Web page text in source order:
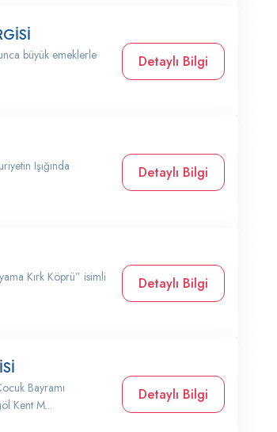
büyük emeklerle
Detaylı Bilgi
Işığında
Detaylı Bilgi
Kırk Köprü” isimli
Detaylı Bilgi
Bayramı
Kent M...
Detaylı Bilgi